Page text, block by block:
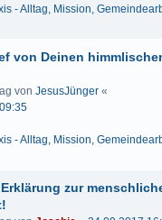
- Alltag, Mission,
von Deinen
von JesusJünger «
- Alltag, Mission,
zur